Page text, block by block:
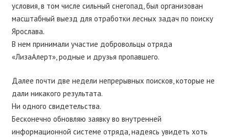
условия, в том числе сильный снегопад, был организован
масштабный выезд для отработки лесных задач по поиску
Ярослава.
В нем принимали участие добровольцы отряда
«ЛизаАлерт», родные и друзья пропавшего.
Далее почти две недели непрерывных поисков, которые не
дали никакого результата.
Ни одного свидетельства.
Бесконечно обновляю заявку во внутренней
информационной системе отряда, надеясь увидеть хоть